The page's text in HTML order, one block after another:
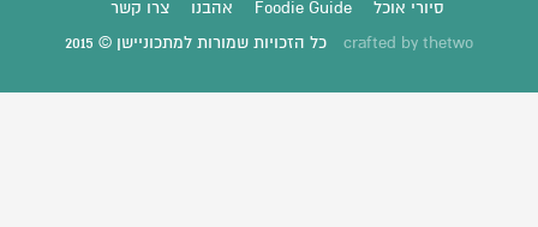
סיורי אוכל
Foodie Guide אהבנו צרו קשר
crafted by thetwo כל הזכויות שמורות למתכוניישן © 2015